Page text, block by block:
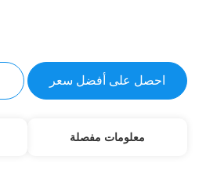
احصل على أفضل سعر
معلومات مفصلة